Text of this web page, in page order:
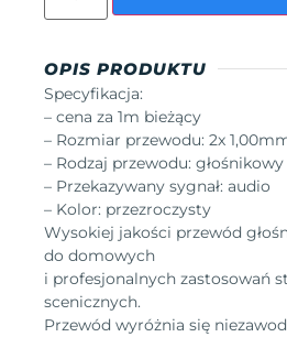
OPIS PRODUKTU
Specyfikacja:
– cena za 1m bieżący
– Rozmiar przewodu: 2x
– Rodzaj przewodu: głośnikowy
– Przekazywany sygnał: audio
– Kolor: przezroczysty
Wysokiej jakości przewód
do domowych
i profesjonalnych zastosowań
scenicznych.
Przewód wyróżnia się